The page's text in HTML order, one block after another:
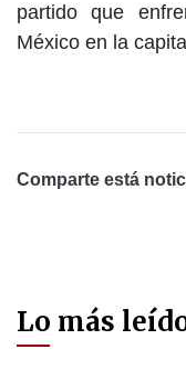
partido que
México en la
Comparte está
Lo más